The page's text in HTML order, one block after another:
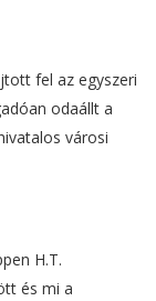
fel az egyszeri
odaállt a
városi
H.T.
és mi a